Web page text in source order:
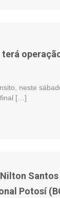
neste
final […]
Potosí